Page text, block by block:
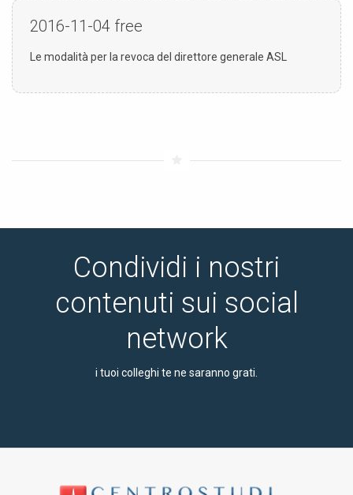
2016-11-04 free
Le modalità per la revoca del direttore generale ASL
Condividi i nostri
contenuti sui social
network
i tuoi colleghi te ne saranno grati.